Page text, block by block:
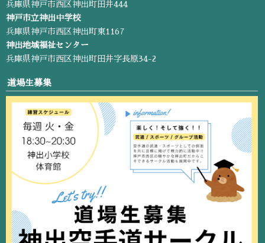
兵庫県神戸市西区神出町田井444
神戸市立神出中学校
兵庫県神戸市西区神出町東1167
神出地域福祉センター
兵庫県神戸市西区神出町田井字長原34-2
道場生募集